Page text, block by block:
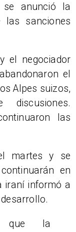
se anunció la
las sanciones
el negociador
el
Alpes suizos,
las
martes y se
en
iraní informó a
que la